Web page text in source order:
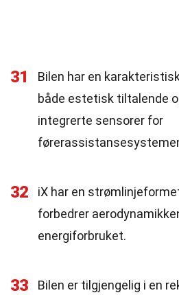
31
Bilen har en
både estetisk tiltalende
integrerte sensorer for
32
iX har en
forbedrer
energiforbruket.
33 Bilen er tilgjengelig i en